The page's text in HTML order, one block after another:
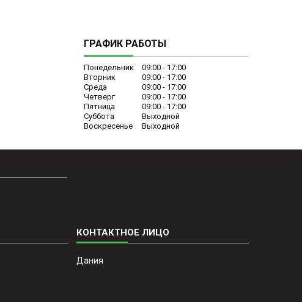
ГРАФИК РАБОТЫ
Понедельник 09:00
17:00
Вторник
09:00
17:00
Среда
09:00
17:00
Четверг
09:00
17:00
Пятница
09:00
17:00
Суббота
Выходной
Воскресенье
Выходной
Дания